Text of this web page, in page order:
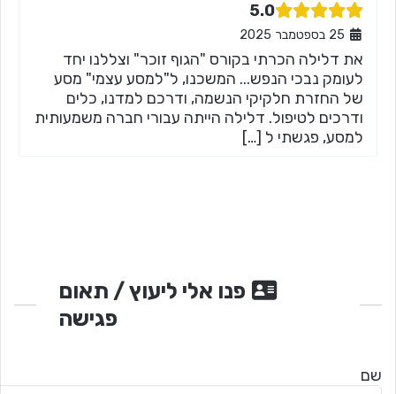
5.0
25 בספטמבר 2025
את דלילה הכרתי בקורס "הגוף זוכר" וצללנו יחד
לעומק נבכי הנפש... המשכנו, ל"למסע עצמי" מסע
של החזרת חלקיקי הנשמה, ודרכם למדנו, כלים
ודרכים לטיפול. דלילה הייתה עבורי חברה משמעותית
למסע, פגשתי ל […]
פנו אלי ליעוץ / תאום
פגישה
שם